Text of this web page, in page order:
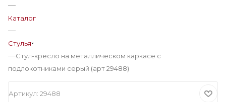
—
Каталог
—
Стулья
—Стул-кресло на металлическом каркасе с
подлокотниками серый (арт 29488)
Артикул: 29488